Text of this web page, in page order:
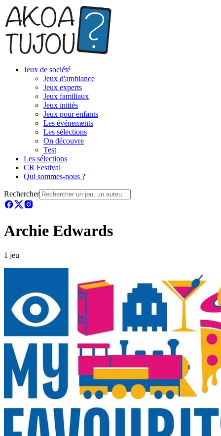
Jeux de société
Jeux d'ambiance
Jeux experts
Jeux familiaux
Jeux initiés
Jeux pour enfants
Les événements
Les sélections
On découvre
Test
Les sélections
CR Festival
Qui sommes-nous ?
Rechercher
Archie Edwards
1 jeu